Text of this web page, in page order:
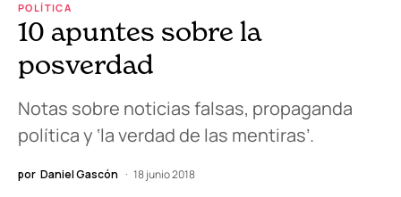
POLÍTICA
10 apuntes sobre la
posverdad
Notas sobre noticias falsas, propaganda
política y ‘la verdad de las mentiras’.
por Daniel Gascón 18 junio 2018